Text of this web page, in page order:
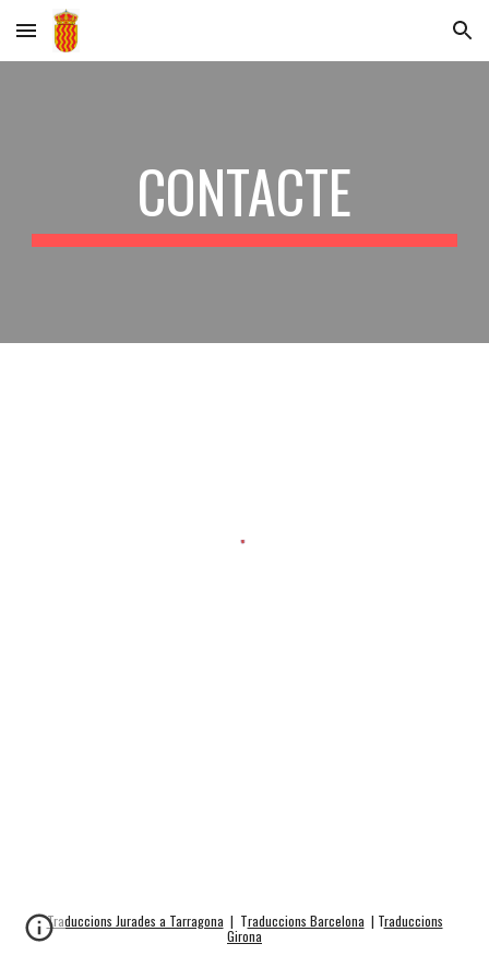
Skip to main content Skip to navigation
CONTACTE
Traduccions Jurades a Tarragona | Traduccions Barcelona | Traduccions
Girona